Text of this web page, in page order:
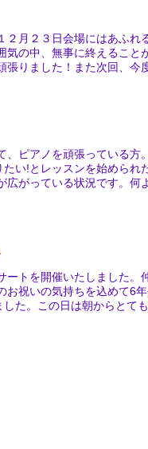
月２３日会場にはあふれ
気の中、無事に終えること
張りました！また次回、今
、ピアノを頑張っている方
い!とレッスンを始められ
がっている状況です。何
トを開催いたしました。
お祝いの気持ちを込めて6
た。この日は朝からとても